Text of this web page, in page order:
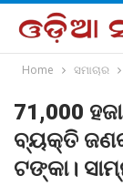
Home ସମାଚାର
71,000
ବ୍ୟକ୍ତି
ଟଙ୍କା।